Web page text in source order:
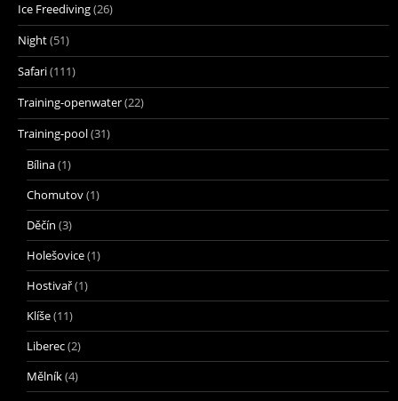
Ice Freediving(26)
Night(51)
Safari(111)
Training-openwater(22)
Training-pool(31)
Bílina(1)
Chomutov(1)
Děčín (3)
Holešovice(1)
Hostivař(1)
Klíše(11)
Liberec(2)
Mělník(4)